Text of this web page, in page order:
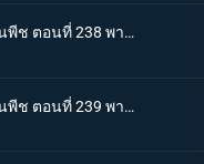
One piece วันพีช ตอนที่ 238 พากย์ไทย มนุษย์ยาง ปะทะ ไซบอร์กพ่นไฟ
One piece วันพีช ตอนที่ 239 พากย์ไทย คนร้ายคือกลุ่มโจรสลัดหมวกฟาง องค์รักษ์ของเมืองแห่งน้ำออกโรง